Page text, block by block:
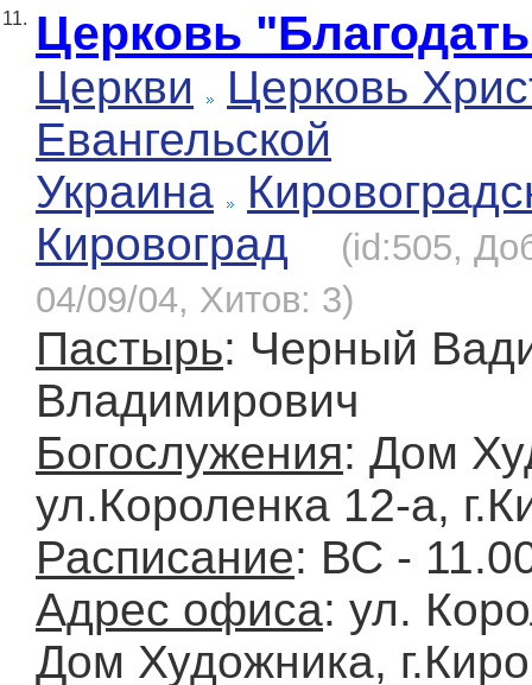
11. Церковь
Церкви
Церковь
Евангельской
Украина
Кировоград
(id:505,
04/09/04, Хитов: 3)
Пастырь: Черный
Владимирович
Богослужения: Дом
ул.Короленка 12-а,
Расписание: ВС -
Адрес офиса: ул.
Дом Художника,